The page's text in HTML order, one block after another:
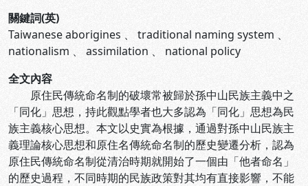
關鍵詞(英)
Taiwanese aborigines 、 traditional naming system 、
nationalism 、 assimilation 、 national policy
全文內容
原住民傳統命名制的破壞常被歸於孫中山民族主義中之
「同化」思想，持此觀點學者也大多認為「同化」思想為民
族主義核心思想。本文以史實為根據，通過對孫中山民族主
義理論核心思想和原住名傳統命名制的歷史變遷分析，認為
原住民傳統命名制從清治時期就開始了一個由「他者命名」
的歷史過程，不同時期的民族政策對其均有直接影響，不能